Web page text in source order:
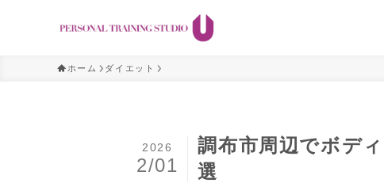
ホーム ダイエット
調布市周辺でボデ
選
2026
2/01